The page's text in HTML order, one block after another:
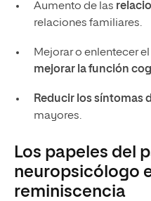
Aumento de las
relaciones familiares.
Mejorar o enlentecer
mejorar la función
Reducir los síntomas
mayores.
Los papeles del
neuropsicólogo
reminiscencia